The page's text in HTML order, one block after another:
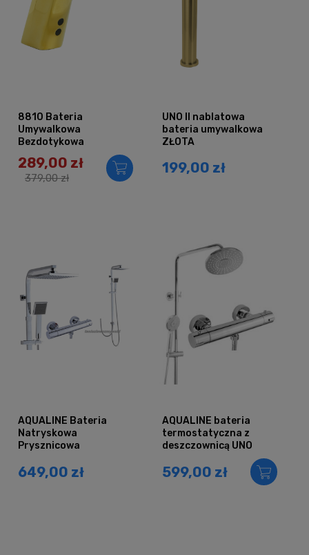
8810 Bateria
Umywalkowa
Bezdotykowa
Fotokomórka ZŁOTA
(Outlet5)
289,00 zł
379,00 zł
UNO II nablatowa
bateria umywalkowa
ZŁOTA
199,00 zł
AQUALINE Bateria
Natryskowa
Prysznicowa
Deszczownicą QUBUS
649,00 zł
AQUALINE bateria
termostatyczna z
deszczownicą UNO
599,00 zł